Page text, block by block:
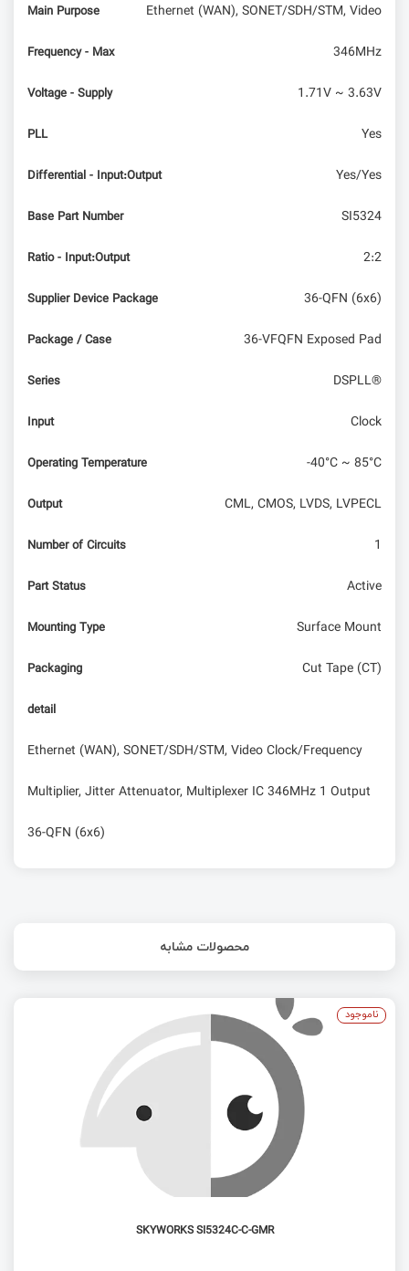
دسترسی به داده‌های ترازنشده (Unaligned) و
Main Purpose Ethernet (WAN), SONET/SDH/STM, Video
Frequency - Max 346MHz
Voltage - Supply 1.71V ~ 3.63V
PLL Yes
Differential - Input:Output Yes/Yes
Base Part Number SI5324
Ratio - Input:Output 2:2
Supplier Device Package 36-QFN (6x6)
Package / Case 36-VFQFN Exposed Pad
Series DSPLL®
Input Clock
Operating Temperature -40°C ~ 85°C
Output CML, CMOS, LVDS, LVPECL
Number of Circuits 1
Part Status Active
Mounting Type Surface Mount
Packaging Cut Tape (CT)
detail
Ethernet (WAN), SONET/SDH/STM, Video Clock/Frequency
Multiplier, Jitter Attenuator, Multiplexer IC 346MHz 1 Output
36-QFN (6x6)
محصولات مشابه
SKYWORKS SI5324C-C-GMR
ناموجود